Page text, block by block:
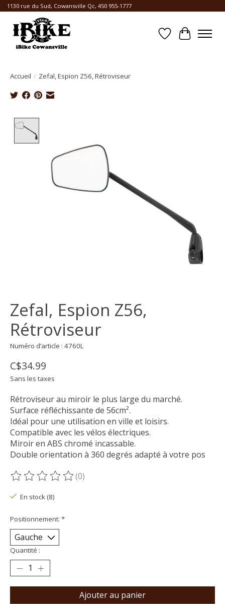
1130 rue du Sud, Cowansville Qc, 450 955-1777
Liste dePanier
Accueil / Zefal, Espion Z56, Rétroviseur
Zefal, Espion Z56,
Rétroviseur
Numéro d’article : 4760L
C$34.99
Sans les taxes
Rétroviseur au miroir le plus large du marché.
Surface réfléchissante de 56cm².
Idéal pour une utilisation en ville et loisirs.
Compatible avec les vélos électriques.
Miroir en ABS chromé incassable.
Double orientation à 360 degrés adapté à votre pos
Ce produit est évalué à
(0)
En stock (8)
Positionnement: *
Quantité :
Ajouter au panier